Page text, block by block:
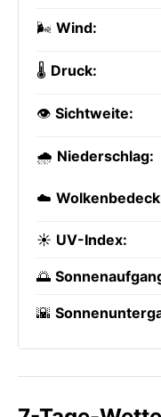
🌬️ Wind:
🌡️ Druck:
👁️ Sichtweite:
🌧️ Niederschlag:
☁️
☀️ UV-Index:
🌅
🌇